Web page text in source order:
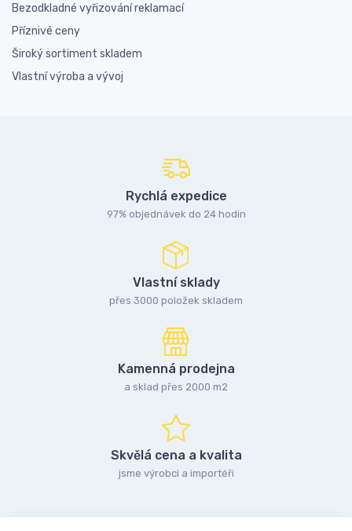
Bezodkladné vyřizování reklamací
Příznivé ceny
Široký sortiment skladem
Vlastní výroba a vývoj
Rychlá expedice
97% objednávek do 24 hodin
Vlastní sklady
přes 3000 položek skladem
Kamenná prodejna
a sklad přes 2000 m2
Skvělá cena a kvalita
jsme výrobci a importéři